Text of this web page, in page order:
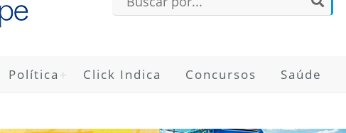
Política Click Indica Concursos Saúde